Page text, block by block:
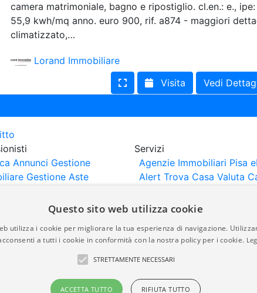
camera matrimoniale, bagno e ripostiglio. cl.en.: e., ipe:
55,9 kwh/mq anno. euro 900, rif. a874 - maggiori
climatizzato,…
Lorand Immobiliare
Visita
Vedi
Annunci Gestione
Gestione Aste
Importazione
Servizi
Agenzie Immobiliari Pisa
Alert Trova Casa Valuta
italia.it vengono pubblicati da agenzie immobiliari e
della correttezza, della completezza, della
Questo sito web utilizza cookie
utilizza i cookie per migliorare la tua esperienza di navigazione.
a tutti i cookie in conformità con la nostra policy per i cookie.
STRETTAMENTE NECESSARI
ACCETTA TUTTO RIFIUTA TUTTO